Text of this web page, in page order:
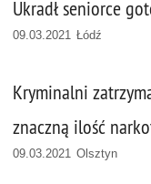
Ukradł seniorce
09.03.2021 Łódź
Kryminalni
znaczną ilość
09.03.2021 Olsztyn